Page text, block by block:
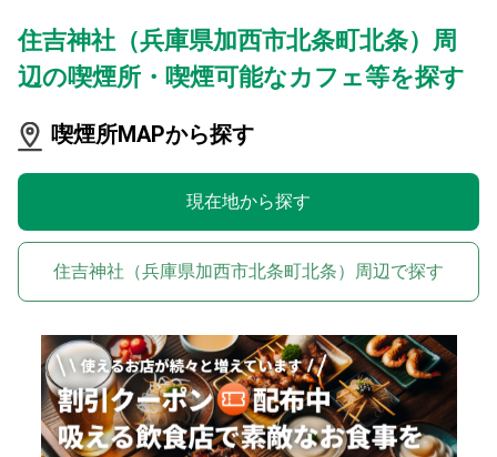
住吉神社（兵庫県加西市北条町北条）周
辺の喫煙所・喫煙可能なカフェ等を探す
喫煙所MAPから探す
現在地から探す
住吉神社（兵庫県加西市北条町北条）周辺で探す